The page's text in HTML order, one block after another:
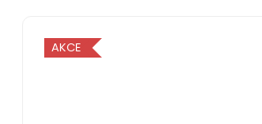
AKCE